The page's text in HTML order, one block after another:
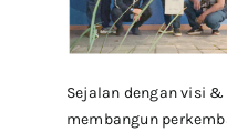
Sejalan dengan visi
membangun